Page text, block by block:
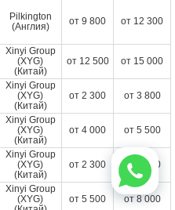
Pilkington
(Англия)
от 9 800 от 12 300
Xinyi Group
(XYG)
(Китай)
от 12 500 от 15 000
Xinyi Group
(XYG)
(Китай)
от 2 300 от 3 800
Xinyi Group
(XYG)
(Китай)
от 4 000 от 5 500
Xinyi Group
(XYG)
(Китай)
от 2 300 от 3 800
Xinyi Group
(XYG)
от 5 500 от 8 000